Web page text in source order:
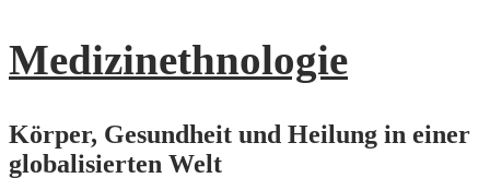
Medizinethnologie
Körper, Gesundheit und Heilung in einer
globalisierten Welt